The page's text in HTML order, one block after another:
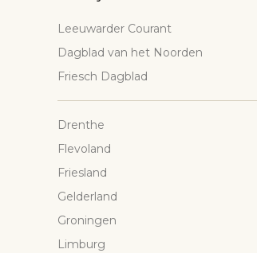
Leeuwarder Courant
Dagblad van het Noorden
Friesch Dagblad
Drenthe
Flevoland
Friesland
Gelderland
Groningen
Limburg